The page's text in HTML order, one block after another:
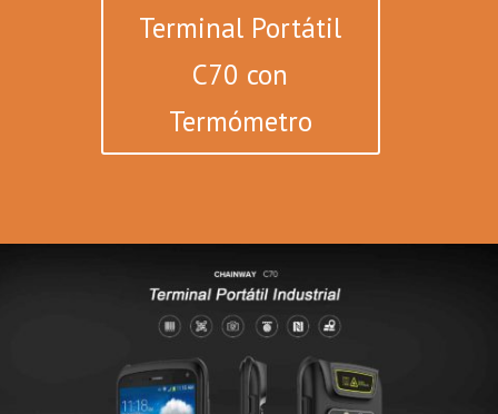
Terminal Portátil
C70 con
Termómetro